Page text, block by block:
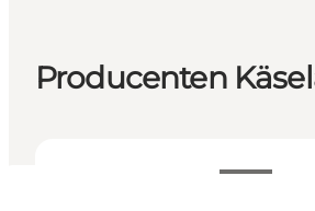
Producenten
Öffnungszeiten anzeigen